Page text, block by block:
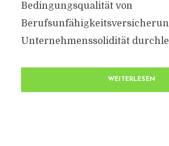
Bedingungsqualität von
Unternehmenssolidität
WEITERLESEN